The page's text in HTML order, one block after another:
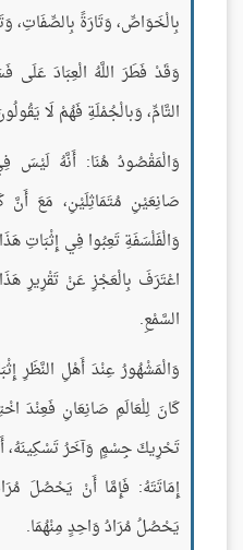
بِالْخَوَاصِّ، وَتَارَةً بِالصِّفَاتِ،
وَقَدْ فَطَرَ اللَّهُ الْعِبَادَ عَلَى
التَّامِّ، وَبالْجُمْلَةِ فَهُمْ لَا
وَالْمَقْصُودُ هُنَا: أَنَّهُ لَيْسَ
صَانِعَيْنِ مُتَمَاثِلَيْنِ، مَعَ أَنَّ
وَالْفَلْسَفَةِ تَعِبُوا فِي إِثْبَاتِ
اعْتَرَفَ بِالْعَجْزِ عَنْ تَقْرِيرِ
السَّمْعِ.
وَالْمَشْهُورُ عِنْدَ أَهْلِ النَّظَرِ
كَانَ لِلْعَالَمِ صَانِعَانِ فَعِنْدَ
تَحْرِيكَ جِسْمٍ وَآخَرُ تَسْكِينَهُ،
إِمَاتَتَهُ: فَإِمَّا أَنْ يَحْصُلَ
يَحْصُلُ مُرَادُ وَاحِدٍ مِنْهُمَا.